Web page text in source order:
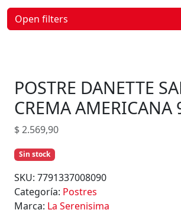
d
POSTRE DANETTE
CREMA AMERICANA
$2.569,90
Sin stock
SKU: 7791337008090
Categoría: Postres
Marca: La Serenisima
Open filters